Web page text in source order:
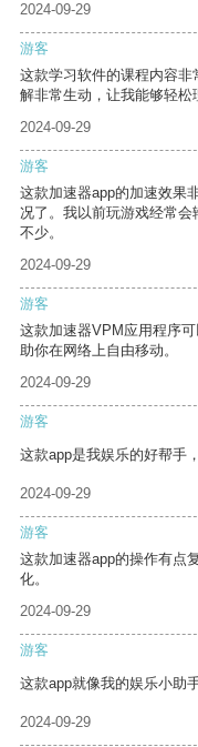
2024-09-29
游客
这款学习软件的课程内容
解非常生动，让我能够轻松
2024-09-29
游客
这款加速器app的加速效果
况了。我以前玩游戏经常会
不少。
2024-09-29
游客
这款加速器VPM应用程序
助你在网络上自由移动。
2024-09-29
游客
这款app是我娱乐的好帮手
2024-09-29
游客
这款加速器app的操作有点
化。
2024-09-29
游客
这款app就像我的娱乐小助
2024-09-29